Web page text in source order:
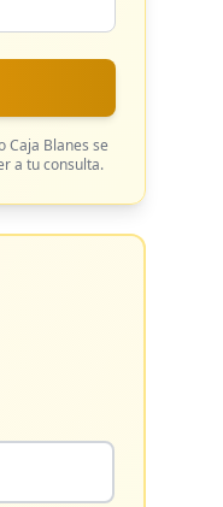
Caja Blanes se
a tu consulta.